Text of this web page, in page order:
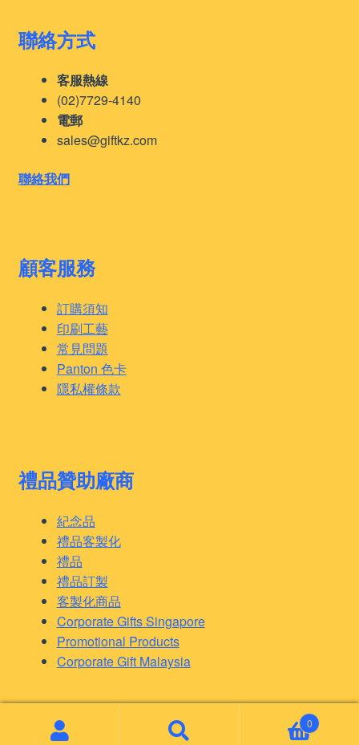
聯絡方式
客服熱線
(02)7729-4140
電郵
sales@giftkz.com
聯絡我們
顧客服務
訂購須知
印刷工藝
常見問題
Panton 色卡
隱私權條款
禮品贊助廠商
紀念品
禮品客製化
禮品
禮品訂製
客製化商品
Corporate Gifts Singapore
Promotional Products
Corporate Gift Malaysia
© 客製化禮品 2026
0